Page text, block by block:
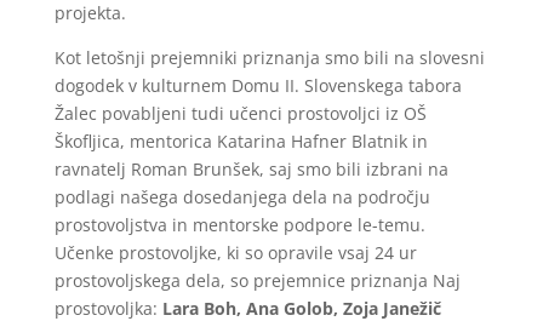
projekta.
Kot letošnji prejemniki priznanja smo bili na slovesni
dogodek v kulturnem Domu II. Slovenskega tabora
Žalec povabljeni tudi učenci prostovoljci iz OŠ
Škofljica, mentorica Katarina Hafner Blatnik in
ravnatelj Roman Brunšek, saj smo bili izbrani na
podlagi našega dosedanjega dela na področju
prostovoljstva in mentorske podpore le-temu.
Učenke prostovoljke, ki so opravile vsaj 24 ur
prostovoljskega dela, so prejemnice priznanja Naj
prostovoljka: Lara Boh, Ana Golob, Zoja Janežič